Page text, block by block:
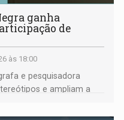
ganha
de
às 18:00
e pesquisadora
e ampliam a